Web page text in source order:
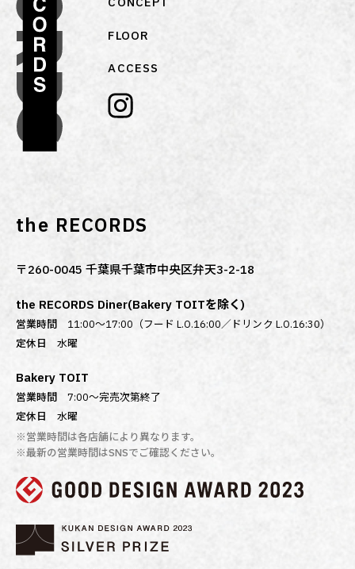
FLOOR
ACCESS
the RECORDS
〒260-0045 千葉県千葉市中央区弁天3-2-18
the RECORDS Diner(Bakery TOITを除く)
営業時間 11:00～17:00（フード L.O.16:00／ドリンク L.O.16:30）
定休日水曜
Bakery TOIT
営業時間7:00〜完売次第終了
定休日水曜
※営業時間は各店舗により異なります。
※最新の営業時間はSNSでご確認ください。